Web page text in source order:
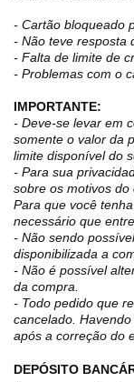
- Cartão bloqueado
- Não teve resposta
- Falta de limite de
- Problemas com o
IMPORTANTE:
- Deve-se levar em
somente o valor da
limite disponível do
- Para sua
sobre os motivos do
Para que você
necessário que
- Não sendo
disponibilizada a
- Não é possível
da compra.
- Todo pedido que
cancelado.
após a correção do
DEPÓSITO